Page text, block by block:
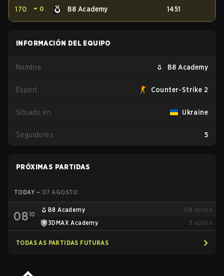
170 ⏷ 0 B8 Academy 1451
INFORMACIÓN DEL EQUIPO
Nombre B8 Academy
Esport Counter-Strike 2
Situado en Ukraine
Seguidores 5
PRÓXIMAS PARTIDAS
TODAY – 07 AGOSTO
0810
B8 Academy 114 votos
3DMAX Academy
9 votos
TODAS AS PARTIDAS FUTURAS